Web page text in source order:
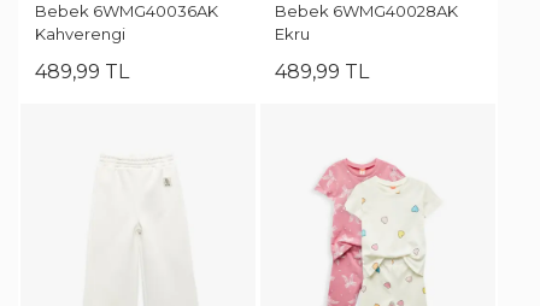
Bebek 6WMG40036AK
Kahverengi
489,99 TL
Bebek 6WMG40028AK
Ekru
489,99 TL